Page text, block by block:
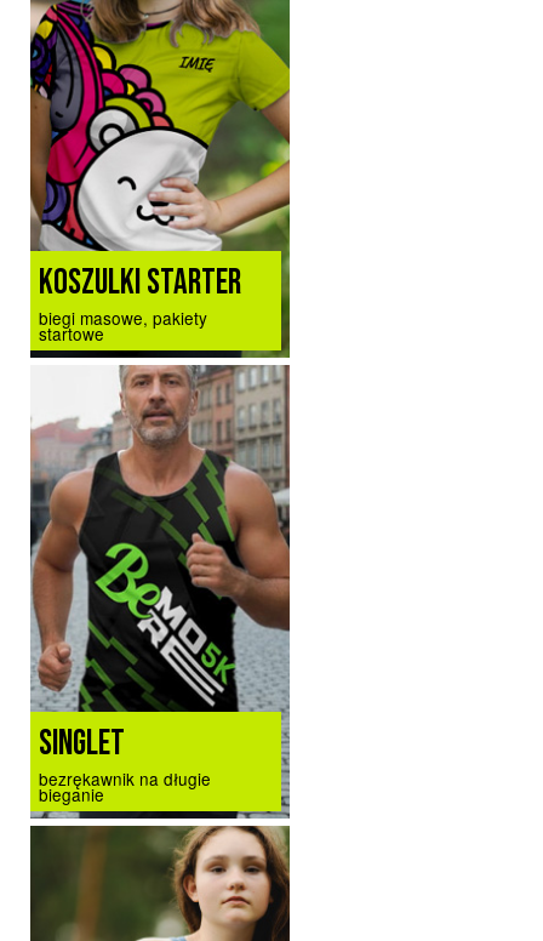
KOSZULKI STARTER
biegi masowe, pakiety
startowe
SINGLET
bezrękawnik na długie
bieganie